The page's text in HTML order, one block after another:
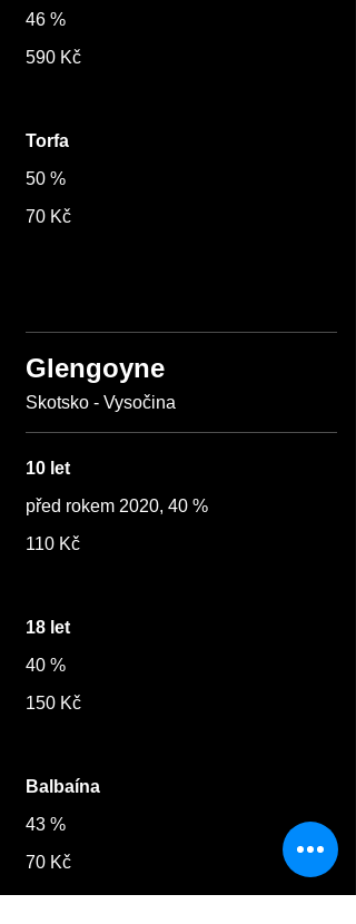
46 %
590 Kč
Torfa
50 %
70 Kč
Glengoyne
Skotsko - Vysočina
10 let
před rokem 2020, 40 %
110 Kč
18 let
40 %
150 Kč
Balbaína
43 %
70 Kč